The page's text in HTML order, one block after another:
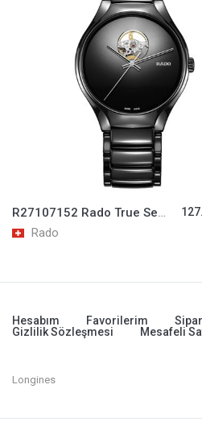
R27107152 Rado True Secret Kol Saati
Rado
Hesabım Favorilerim
Gizlilik Sözleşmesi
Mesafeli
Longines